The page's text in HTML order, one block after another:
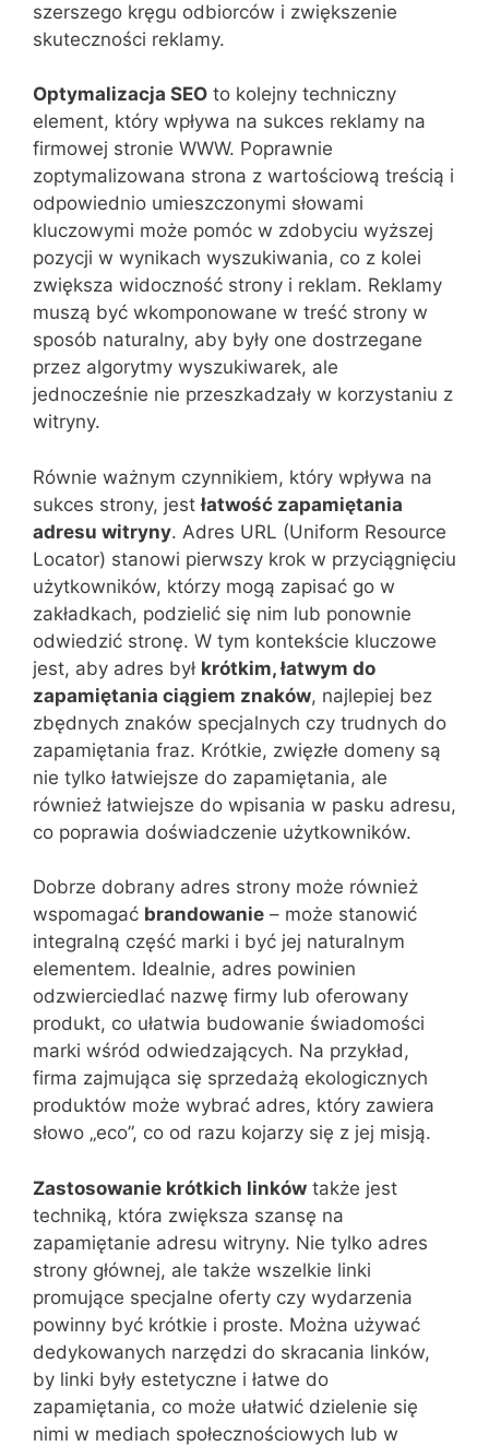
szerszego kręgu odbiorców i zwiększenie
skuteczności reklamy.
Optymalizacja SEO to kolejny techniczny
element, który wpływa na sukces reklamy na
firmowej stronie WWW. Poprawnie
zoptymalizowana strona z wartościową treścią i
odpowiednio umieszczonymi słowami
kluczowymi może pomóc w zdobyciu wyższej
pozycji w wynikach wyszukiwania, co z kolei
zwiększa widoczność strony i reklam. Reklamy
muszą być wkomponowane w treść strony w
sposób naturalny, aby były one dostrzegane
przez algorytmy wyszukiwarek, ale
jednocześnie nie przeszkadzały w korzystaniu z
witryny.
Równie ważnym czynnikiem, który wpływa na
sukces strony, jestłatwość zapamiętania
adresu witryny. Adres URL (Uniform Resource
Locator) stanowi pierwszy krok w przyciągnięciu
użytkowników, którzy mogą zapisać go w
zakładkach, podzielić się nim lub ponownie
odwiedzić stronę. W tym kontekście kluczowe
jest, aby adres był krótkim, łatwym do
zapamiętania ciągiem znaków, najlepiej bez
zbędnych znaków specjalnych czy trudnych do
zapamiętania fraz. Krótkie, zwięzłe domeny są
nie tylko łatwiejsze do zapamiętania, ale
również łatwiejsze do wpisania w pasku adresu,
co poprawia doświadczenie użytkowników.
Dobrze dobrany adres strony może również
wspomagać brandowanie – może stanowić
integralną część marki i być jej naturalnym
elementem. Idealnie, adres powinien
odzwierciedlać nazwę firmy lub oferowany
produkt, co ułatwia budowanie świadomości
marki wśród odwiedzających. Na przykład,
firma zajmująca się sprzedażą ekologicznych
produktów może wybrać adres, który zawiera
słowo „eco”, co od razu kojarzy się z jej misją.
Zastosowanie krótkich linków także jest
techniką, która zwiększa szansę na
zapamiętanie adresu witryny. Nie tylko adres
strony głównej, ale także wszelkie linki
promujące specjalne oferty czy wydarzenia
powinny być krótkie i proste. Można używać
dedykowanych narzędzi do skracania linków,
by linki były estetyczne i łatwe do
zapamiętania, co może ułatwić dzielenie się
nimi w mediach społecznościowych lub w